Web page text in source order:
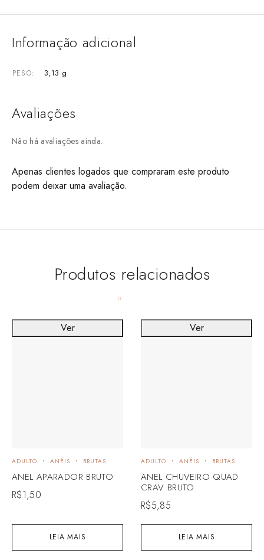
Informação adicional
PESO 3,13 g
Avaliações
Não há avaliações ainda.
Apenas clientes logados que compraram este produto
podem deixar uma avaliação.
Produtos relacionados
LEIA MAIS
ADULTO ANÉIS BRUTAS
ANEL APARADOR BRUTO
R$1,50
Ver
LEIA MAIS
ADULTO ANÉIS BRUTAS
ANEL CHUVEIRO QUAD
CRAV BRUTO
R$5,85
Ver